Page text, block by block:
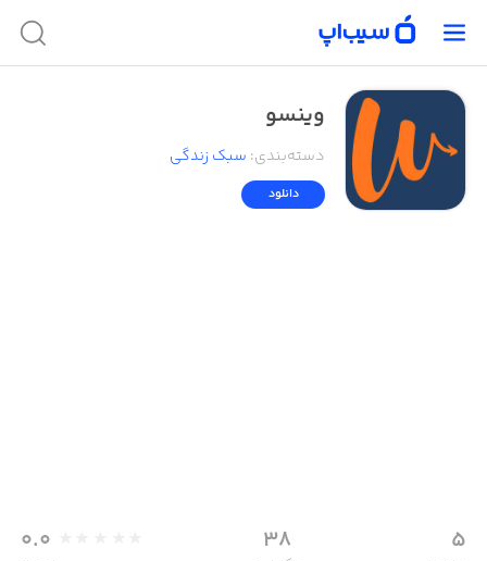
وینسو
دسته‌بندی: سبک زندگی
دانلود
5
38
0.0